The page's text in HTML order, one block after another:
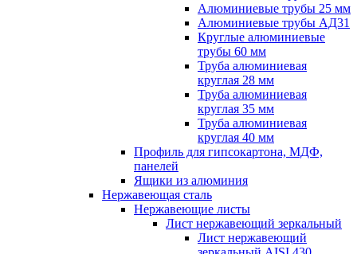
Алюминиевые трубы 25 мм
Алюминиевые трубы АД31
Круглые алюминиевые
трубы 60 мм
Труба алюминиевая
круглая 28 мм
Труба алюминиевая
круглая 35 мм
Труба алюминиевая
круглая 40 мм
Профиль для гипсокартона, МДФ,
панелей
Ящики из алюминия
Нержавеющая сталь
Нержавеющие листы
Лист нержавеющий зеркальный
Лист нержавеющий